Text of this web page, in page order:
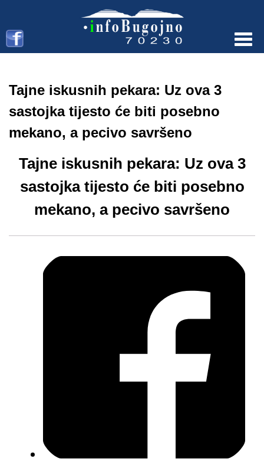
Tajne iskusnih pekara: Uz ova 3
sastojka tijesto će biti posebno
mekano, a pecivo savršeno
Tajne iskusnih pekara: Uz ova 3
sastojka tijesto će biti posebno
mekano, a pecivo savršeno